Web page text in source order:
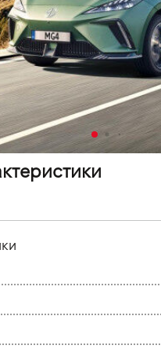
та слідкуй за
та новинками